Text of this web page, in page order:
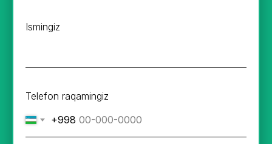
Ismingiz
Telefon raqamingiz
+998